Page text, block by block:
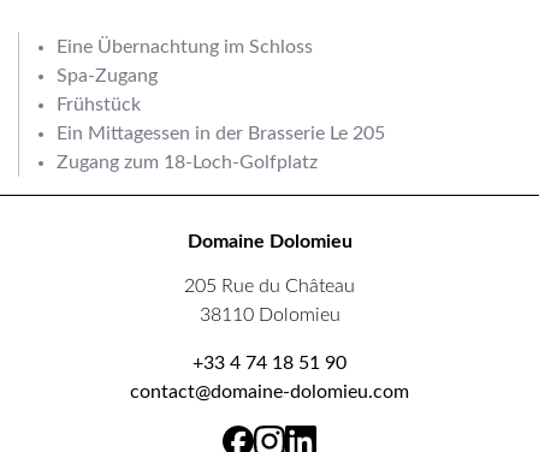
Eine Übernachtung im Schloss
Spa-Zugang
Frühstück
Ein Mittagessen in der Brasserie Le 205
Zugang zum 18-Loch-Golfplatz
Domaine Dolomieu
205 Rue du Château
38110 Dolomieu
+33 4 74 18 51 90
contact@domaine-dolomieu.com